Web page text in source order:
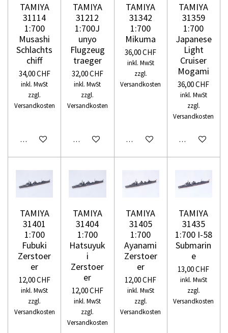
TAMIYA
31114
1:700
Musashi
Schlachts
chiff
34,00 CHF
inkl. MwSt
zzgl.
Versandkosten
In den Warenkorb
TAMIYA
31212
1:700J
unyo
Flugzeug
traeger
32,00 CHF
inkl. MwSt
zzgl.
Versandkosten
In den Warenkorb
TAMIYA
31342
1:700
Mikuma
36,00 CHF
inkl. MwSt
zzgl.
Versandkosten
In den Warenkorb
TAMIYA
31359
1:700
Japanese
Light
Cruiser
Mogami
36,00 CHF
inkl. MwSt
zzgl.
Versandkosten
In den
TAMIYA
31401
1:700
Fubuki
Zerstoer
er
12,00 CHF
inkl. MwSt
zzgl.
Versandkosten
TAMIYA
31404
1:700
Hatsuyuk
i
Zerstoer
er
12,00 CHF
inkl. MwSt
zzgl.
Versandkosten
TAMIYA
31405
1:700
Ayanami
Zerstoer
er
12,00 CHF
inkl. MwSt
zzgl.
Versandkosten
TAMIYA
31435
1:700 I-58
Submarin
e
13,00 CHF
inkl. MwSt
zzgl.
Versandkosten